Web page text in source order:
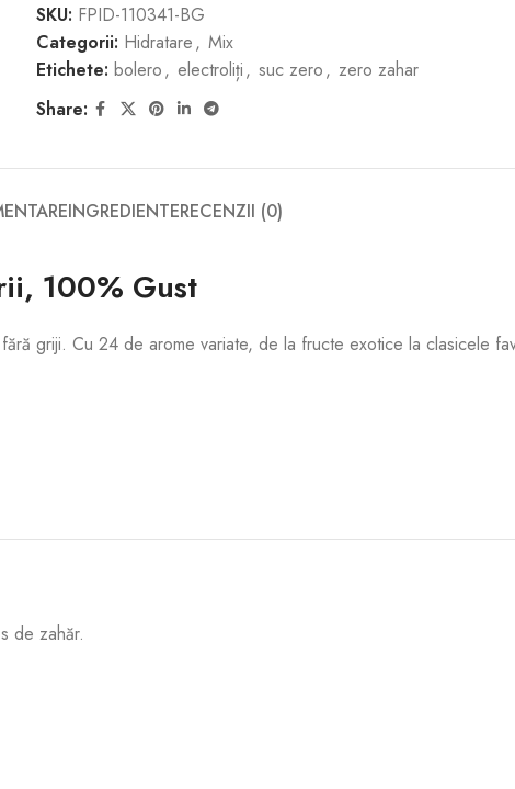
SKU: FPID-110341-BG
Categorii: Hidratare, Mix
Etichete: bolero, electroliți, suc zero, zero zahar
Share:
INGREDIENTERECENZII (0)
100% Gust
griji. Cu 24 de arome variate, de la fructe exotice la clasicele
de zahăr.